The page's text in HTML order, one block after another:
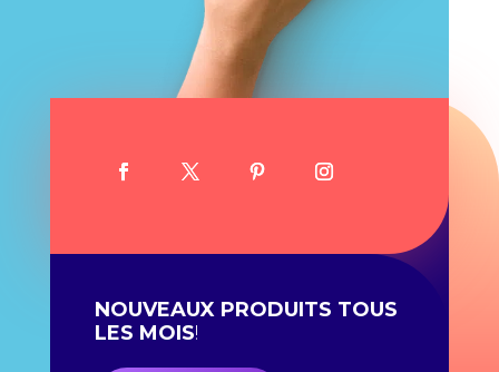
NOUVEAUX PRODUITS TOUS
LES MOIS!